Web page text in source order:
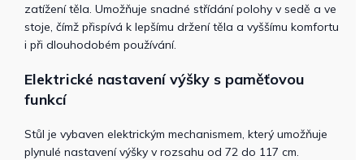
zatížení těla. Umožňuje snadné střídání polohy v sedě a ve
stoje, čímž přispívá k lepšímu držení těla a vyššímu komfortu
i při dlouhodobém používání.
Elektrické nastavení výšky s paměťovou
funkcí
Stůl je vybaven elektrickým mechanismem, který umožňuje
plynulé nastavení výšky v rozsahu od 72 do 117 cm.